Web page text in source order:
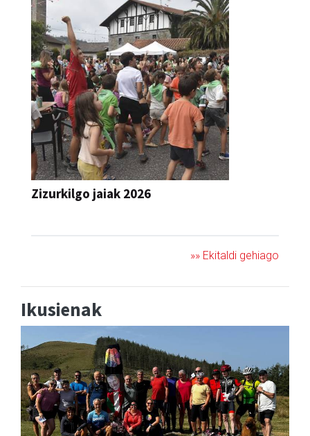
Zizurkilgo jaiak 2026
»» Ekitaldi gehiago
Ikusienak